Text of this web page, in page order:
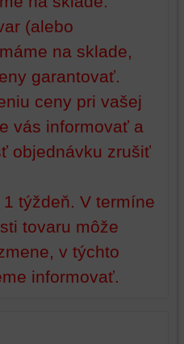
(alebo
na sklade,
garantovať.
ceny pri vašej
vás informovať a
objednávku zrušiť
týždeň. V termíne
tovaru môže
v týchto
informovať.